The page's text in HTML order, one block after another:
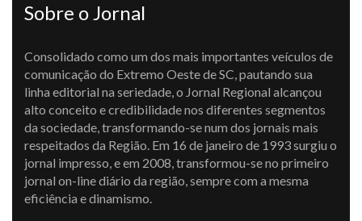
Sobre o Jornal
Consolidado como um dos mais importantes veículos de
comunicação do Extremo Oeste de SC, pautando sua
linha editorial na seriedade, o Jornal Regional alcançou
alto conceito e credibilidade nos diferentes segmentos
da sociedade, transformando-se num dos jornais mais
respeitados da Região. Em 16 de janeiro de 1993 surgiu o
jornal impresso, e em 2008, transformou-se no primeiro
jornal on-line diário da região, sempre com a mesma
eficiência e dinamismo.